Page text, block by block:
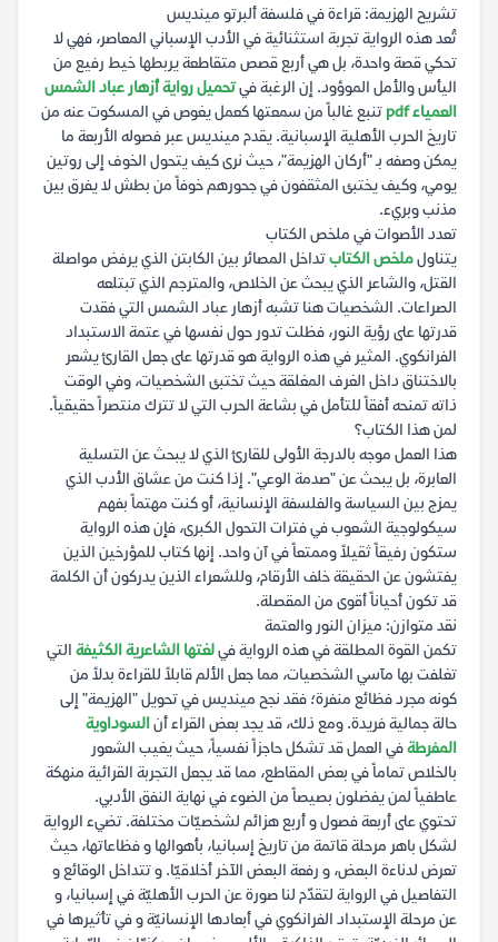
تشريح الهزيمة: قراءة في فلسفة ألبرتو مينديس
تُعد هذه الرواية تجربة استثنائية في الأدب الإسباني المعاصر، فهي لا
تحكي قصة واحدة، بل هي أربع قصص متقاطعة يربطها خيط رفيع من
اليأس والأمل الموؤود. إن الرغبة فيتحميل رواية أزهار عباد الشمس
العمياء pdf
تنبع غالباً من سمعتها كعمل يغوص في المسكوت عنه من
تاريخ الحرب الأهلية الإسبانية. يقدم مينديس عبر فصوله الأربعة ما
يمكن وصفه بـ "أركان الهزيمة"، حيث نرى كيف يتحول الخوف إلى روتين
يومي، وكيف يختبئ المثقفون في جحورهم خوفاً من بطش لا يفرق بين
مذنب وبريء.
تعدد الأصوات في ملخص الكتاب
يتناولملخص الكتابتداخل المصائر بين الكابتن الذي يرفض مواصلة
القتل، والشاعر الذي يبحث عن الخلاص، والمترجم الذي تبتلعه
الصراعات. الشخصيات هنا تشبه أزهار عباد الشمس التي فقدت
قدرتها على رؤية النور، فظلت تدور حول نفسها في عتمة الاستبداد
الفرانكوي. المثير في هذه الرواية هو قدرتها على جعل القارئ يشعر
بالاختناق داخل الغرف المغلقة حيث تختبئ الشخصيات، وفي الوقت
ذاته تمنحه أفقاً للتأمل في بشاعة الحرب التي لا تترك منتصراً حقيقياً.
لمن هذا الكتاب؟
هذا العمل موجه بالدرجة الأولى للقارئ الذي لا يبحث عن التسلية
العابرة، بل يبحث عن "صدمة الوعي". إذا كنت من عشاق الأدب الذي
يمزج بين السياسة والفلسفة الإنسانية، أو كنت مهتماً بفهم
سيكولوجية الشعوب في فترات التحول الكبرى، فإن هذه الرواية
ستكون رفيقاً ثقيلاً وممتعاً في آن واحد. إنها كتاب للمؤرخين الذين
يفتشون عن الحقيقة خلف الأرقام، وللشعراء الذين يدركون أن الكلمة
قد تكون أحياناً أقوى من المقصلة.
نقد متوازن: ميزان النور والعتمة
تكمن القوة المطلقة في هذه الرواية فيلغتها الشاعرية الكثيفة التي
تغلفت بها مآسي الشخصيات، مما جعل الألم قابلاً للقراءة بدلاً من
كونه مجرد فظائع منفرة؛ فقد نجح مينديس في تحويل "الهزيمة" إلى
حالة جمالية فريدة. ومع ذلك، قد يجد بعض القراء أنالسوداوية
المفرطةفي العمل قد تشكل حاجزاً نفسياً، حيث يغيب الشعور
بالخلاص تماماً في بعض المقاطع، مما قد يجعل التجربة القرائية منهكة
عاطفياً لمن يفضلون بصيصاً من الضوء في نهاية النفق الأدبي.
تحتوي على أربعة فصول و أربع هزائم لشخصيّات مختلفة. تضيء الرواية
لشكل باهر مرحلة قاتمة من تاريخ إسبانيا، بأهوالها و فظاعاتها، حيث
تعرض لدناءة البعض، و رفعة البعض الآخر أخلاقيّا. و تتداخل الوقائع و
التفاصيل في الرواية لتقدّم لنا صورة عن الحرب الأهليّة في إسبانيا، و
عن مرحلة الإستبداد الفرانكوي في أبعادها الإنسانيّة و في تأثيرها في